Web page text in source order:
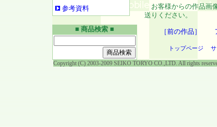
お客様からの作品画
送りください。
［前の作品］
トップページ
参考資料
■ 商品検索 ■
Copyright (C) 2003-2009 SEIKO TORYO CO.,LTD. All rights